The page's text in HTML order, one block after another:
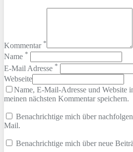
Kommentar *
Name *
E-Mail Adresse *
Webseite
Name, E-Mail-Adresse und Website
meinen nächsten Kommentar speichern.
Benachrichtige mich über
Mail.
Benachrichtige mich über neue